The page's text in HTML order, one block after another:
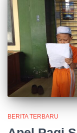
BERITA TERBARU